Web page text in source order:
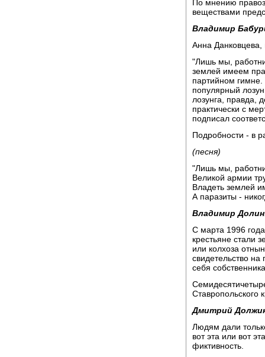
По мнению
веществами
Владимир
Анна
"Лишь мы,
землей имеем
партийном гимне.
популярный
лозунга, правда,
практически с
подписал
Подробности - в
(песня)
"Лишь мы,
Великой армии
Владеть землей
А паразиты -
Владимир
С марта 1996
крестьяне стали
или колхоза
свидетельство
себя
Ставропольского
Дмитрий
Людям дали
вот эта или вот
фиктивность.